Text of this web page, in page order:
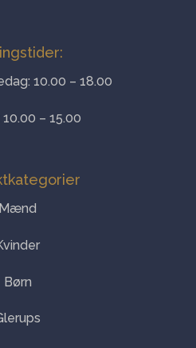
10.00 – 18.00
– 15.00
Mænd
Børn